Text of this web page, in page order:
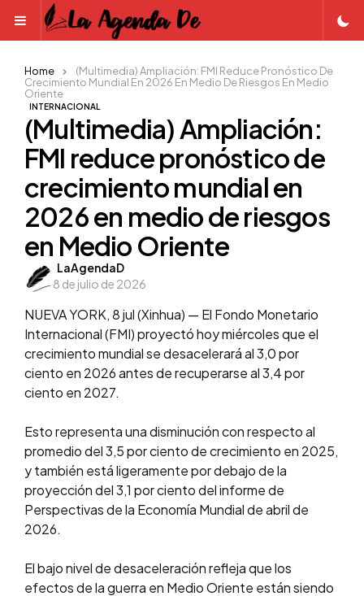
Menu
INTERNACIONAL
(Multimedia) Ampliación:
FMI reduce pronóstico de
crecimiento mundial en
2026 en medio de riesgos
en Medio Oriente
Posted
by
LaAgendaD
8 de julio de 2026
Home
(Multimedia) Ampliación: FMI Reduce Pronóstico De
Crecimiento Mundial En 2026 En Medio De Riesgos En Medio
Oriente
NUEVA YORK, 8 jul (Xinhua) — El Fondo Monetario
Internacional (FMI) proyectó hoy miércoles que el
crecimiento mundial se desacelerará al 3,0 por
ciento en 2026 antes de recuperarse al 3,4 por
ciento en 2027.
Esto representa una disminución con respecto al
promedio del 3,5 por ciento de crecimiento en 2025,
y también está ligeramente por debajo de la
proyección del 3,1 por ciento del informe de
Perspectivas de la Economía Mundial de abril de
2026.
El bajo nivel de desaceleración refleja que los
efectos de la guerra en Medio Oriente están siendo